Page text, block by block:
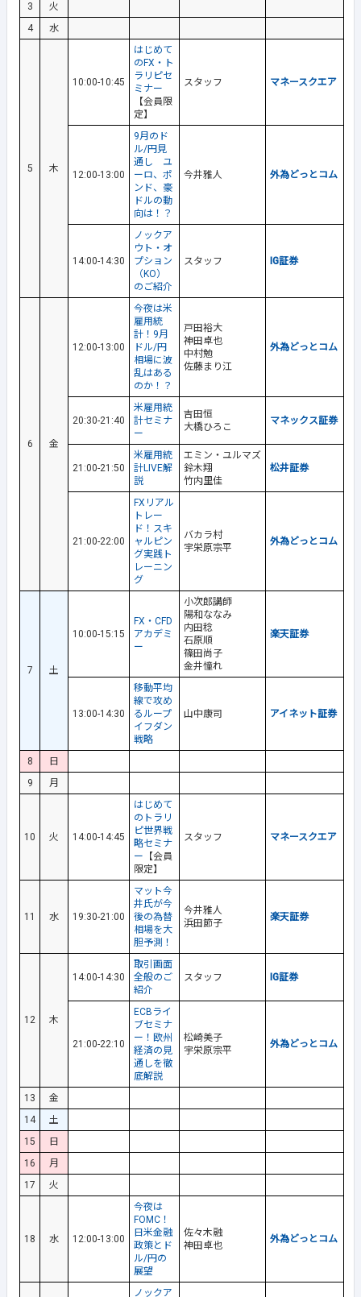
3
火
4
水
5 木
10:00-10:45
はじめて
のFX・ト
ラリピセ
ミナー
【会員限
定】
スタッフ マネースクエア
12:00-13:00
9月のド
ル/円見
通し ユ
ーロ、ポ
ンド、豪
ドルの動
向は！？
今井雅人 外為どっとコム
14:00-14:30
ノックア
ウト・オ
プション
（KO）
のご紹介
スタッフ IG証券
6 金
12:00-13:00
今夜は米
雇用統
計！9月
ドル/円
相場に波
乱はある
のか！？
戸田裕大
神田卓也
中村勉
佐藤まり江
外為どっとコム
20:30-21:40
米雇用統
計セミナ
ー
吉田恒
大橋ひろこ
マネックス証券
21:00-21:50
米雇用統
計LIVE解
説
エミン・ユルマズ
鈴木翔
竹内里佳
松井証券
21:00-22:00
FXリアル
トレー
ド！スキ
ャルピン
グ実践ト
レーニン
グ
バカラ村
宇栄原宗平
外為どっとコム
7 土
10:00-15:15
FX・CFD
アカデミ
ー
小次郎講師
陽和ななみ
内田稔
石原順
篠田尚子
金井憧れ
楽天証券
13:00-14:30
移動平均
線で攻め
るループ
イフダン
戦略
山中康司 アイネット証券
8
日
9
月
10 火 14:00-14:45
はじめて
のトラリ
ピ世界戦
略セミナ
ー 【会員
限定】
スタッフ マネースクエア
11 水 19:30-21:00
マット今
井氏が今
後の為替
相場を大
胆予測！
今井雅人
浜田節子
楽天証券
12 木
14:00-14:30
取引画面
全般のご
紹介
スタッフ IG証券
21:00-22:10
ECBライ
ブセミナ
ー！欧州
経済の見
通しを徹
底解説
松崎美子
宇栄原宗平
外為どっとコム
13
金
14
土
15
日
16
月
17
火
18 水 12:00-13:00
今夜は
FOMC！
日米金融
政策とド
ル/円の
展望
佐々木融
神田卓也
外為どっとコム
ノックア